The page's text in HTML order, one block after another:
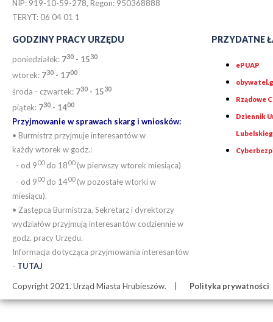
NIP: 919-10-59-278, Regon: 950368888
TERYT: 06 04 01 1
GODZINY PRACY URZĘDU
poniedziałek: 730 - 1530
wtorek: 730 - 1700
środa - czwartek: 730 - 1530
piątek: 730 - 1400
Przyjmowanie w sprawach skarg i wniosków:
• Burmistrz przyjmuje interesantów w
każdy wtorek w godz.:
- od 900do 1800(w pierwszy wtorek miesiąca)
- od 900do 1400(w pozostałe wtorki w
miesiącu).
• Zastępca Burmistrza, Sekretarz i dyrektorzy
wydziałów przyjmują interesantów codziennie w
godz. pracy Urzędu.
Informacja dotycząca przyjmowania interesantów
- TUTAJ
PRZYDATNE
ePUAP
Rządowe
Dziennik
Copyright 2021. Urząd Miasta Hrubieszów. Polityka prywatności